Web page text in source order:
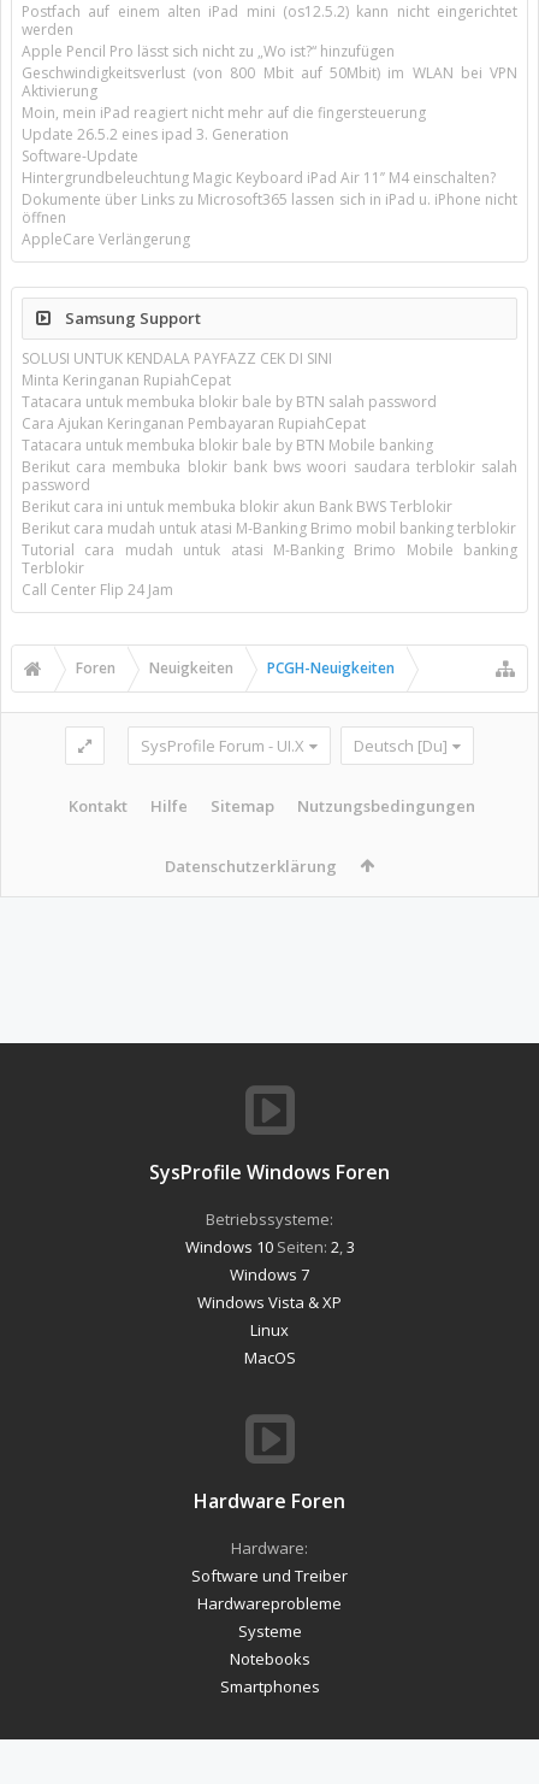
Postfach auf einem alten iPad mini (os12.5.2) kann nicht eingerichtet
werden
Apple Pencil Pro lässt sich nicht zu „Wo ist?“ hinzufügen
Geschwindigkeitsverlust (von 800 Mbit auf 50Mbit) im WLAN bei VPN
Aktivierung
Moin, mein iPad reagiert nicht mehr auf die fingersteuerung
Update 26.5.2 eines ipad 3. Generation
Software-Update
Hintergrundbeleuchtung Magic Keyboard iPad Air 11’’ M4 einschalten?
Dokumente über Links zu Microsoft365 lassen sich in iPad u. iPhone nicht
öffnen
AppleCare Verlängerung
Samsung Support
SOLUSI UNTUK KENDALA PAYFAZZ CEK DI SINI
Minta Keringanan RupiahCepat
Tatacara untuk membuka blokir bale by BTN salah password
Cara Ajukan Keringanan Pembayaran RupiahCepat
Tatacara untuk membuka blokir bale by BTN Mobile banking
Berikut cara membuka blokir bank bws woori saudara terblokir salah
password
Berikut cara ini untuk membuka blokir akun Bank BWS Terblokir
Berikut cara mudah untuk atasi M-Banking Brimo mobil banking terblokir
Tutorial cara mudah untuk atasi M-Banking Brimo Mobile banking
Terblokir
Call Center Flip 24 Jam
Foren Neuigkeiten PCGH-Neuigkeiten
SysProfile Forum - UI.X Deutsch [Du]
Kontakt Hilfe Sitemap Nutzungsbedingungen
Datenschutzerklärung
SysProfile Windows Foren
Betriebssysteme:
Windows 10Seiten: 2 3
Windows 7
Windows Vista & XP
Linux
MacOS
Hardware Foren
Hardware:
Software und Treiber
Hardwareprobleme
Systeme
Notebooks
Smartphones